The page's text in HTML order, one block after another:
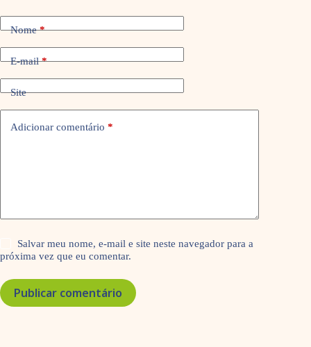
Nome*
E-mail*
Site
Adicionar comentário *
Salvar meu nome, e-mail e site neste navegador para a
próxima vez que eu comentar.
Publicar comentário